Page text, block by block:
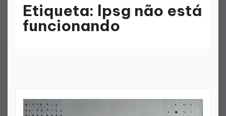
Etiqueta: lpsg não está
funcionando